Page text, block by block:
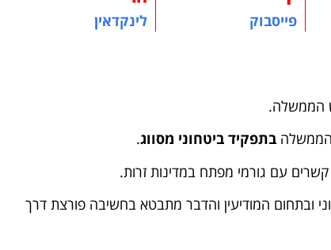
פייסבוק לינקדאין
הממשלה.
בתפקיד ביטחוני מסווג.
עם גורמי מפתח במדינות זרות.
ובתחום המודיעין והדבר מתבטא בחשיבה פורצת דרך